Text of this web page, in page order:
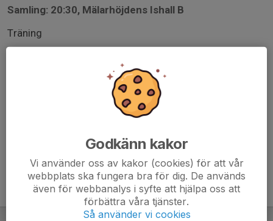
Samling: 20:30, Mälarhöjdens Ishall B
Träning
Godkänn kakor
Vi använder oss av kakor (cookies) för att vår
webbplats ska fungera bra för dig. De används
även för webbanalys i syfte att hjälpa oss att
förbättra våra tjänster.
Så använder vi cookies